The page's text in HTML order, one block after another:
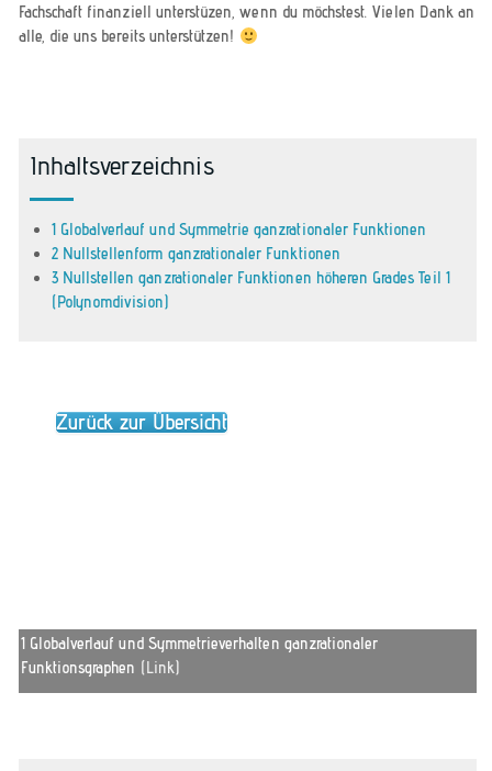
Fachschaft finanziell unterstüzen, wenn du möchstest. Vielen Dank an
alle, die uns bereits unterstützen!
Inhaltsverzeichnis
1 Globalverlauf und Symmetrie ganzrationaler Funktionen
2 Nullstellenform ganzrationaler Funktionen
3 Nullstellen ganzrationaler Funktionen höheren Grades Teil 1
(Polynomdivision)
Zurück zur Übersicht
1 Globalverlauf und Symmetrieverhalten ganzrationaler
Funktionsgraphen (Link)